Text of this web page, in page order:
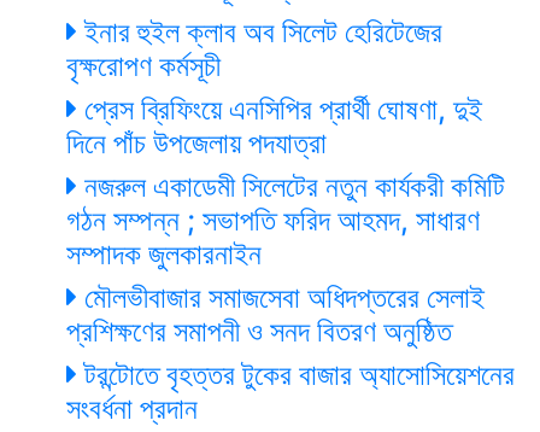
ইনার হুইল ক্লাব অব সিলেট হেরিটেজের
বৃক্ষরোপণ কর্মসূচী
প্রেস ব্রিফিংয়ে এনসিপির প্রার্থী ঘোষণা, দুই
দিনে পাঁচ উপজেলায় পদযাত্রা
নজরুল একাডেমী সিলেটের নতুন কার্যকরী কমিটি
গঠন সম্পন্ন ; সভাপতি ফরিদ আহমদ, সাধারণ
সম্পাদক জুলকারনাইন
মৌলভীবাজার সমাজসেবা অধিদপ্তরের সেলাই
প্রশিক্ষণের সমাপনী ও সনদ বিতরণ অনুষ্ঠিত
টরন্টোতে বৃহত্তর টুকের বাজার অ্যাসোসিয়েশনের
সংবর্ধনা প্রদান